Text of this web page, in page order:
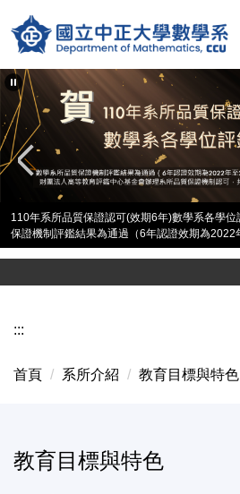
到
主
要
內
容
區
系所品質
:::
首頁 系所介紹 教育目標與特色
教育目標與特色